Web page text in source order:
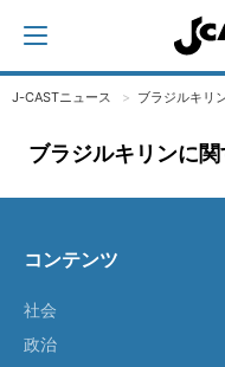
J-CASTニュース ブラジルキリ
ブラジルキリンに
コンテンツ
社会
政治